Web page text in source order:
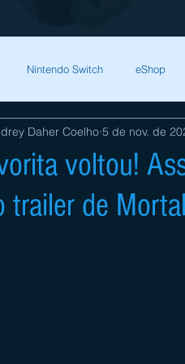
Nintendo Switch eShop
Zelda Bethesda
Fantasy Xenoblade
voltou!
trailer de
Daher Coelho 5 de nov. de